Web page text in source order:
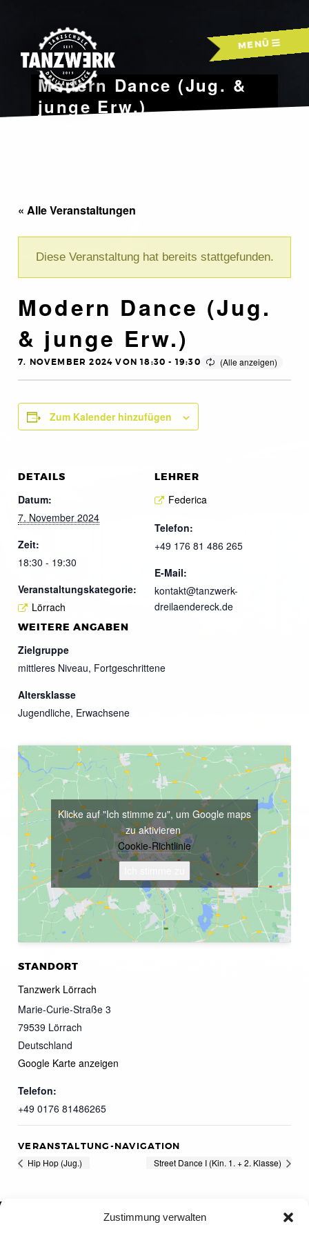
Zustimmung verwalten
MENÜ
Modern Dance (Jug. &
junge Erw.)
« Alle Veranstaltungen
Diese Veranstaltung hat bereits stattgefunden.
Modern Dance (Jug.
& junge Erw.)
7. NOVEMBER 2024 VON 18:30 - 19:30
Zum Kalender hinzufügen
DETAILS
Datum:
7. November 2024
Zeit:
18:30 - 19:30
Veranstaltungskategorie:
Lörrach
LEHRER
Federica
Telefon:
+49 176 81 486 265
E-Mail:
kontakt@tanzwerk-
dreilaendereck.de
WEITERE ANGABEN
Zielgruppe
mittleres Niveau, Fortgeschrittene
Altersklasse
Jugendliche, Erwachsene
STANDORT
Tanzwerk Lörrach
Marie-Curie-Straße 3
79539 Lörrach
Deutschland
Google Karte anzeigen
Telefon:
+49 0176 81486265
Klicke auf "Ich stimme zu", um Google maps
zu aktivieren
Cookie-Richtlinie
VERANSTALTUNG-NAVIGATION
Hip Hop (Jug.) Street Dance I (Kin. 1. + 2. Klasse)